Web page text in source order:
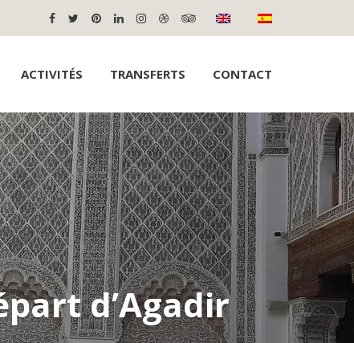
ACTIVITÉS TRANSFERTS CONTACT
d’Agadir